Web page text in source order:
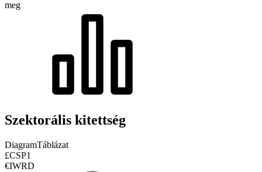
meg
Szektorális kitettség
DiagramTáblázat
£CSP1
€IWRD